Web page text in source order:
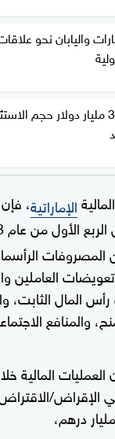
واليابان نحو
36.6 مليار دولار حجم
الإماراتية،
المصروفات
العاملين
المال الثابت،
والمنافع
الإقراض/